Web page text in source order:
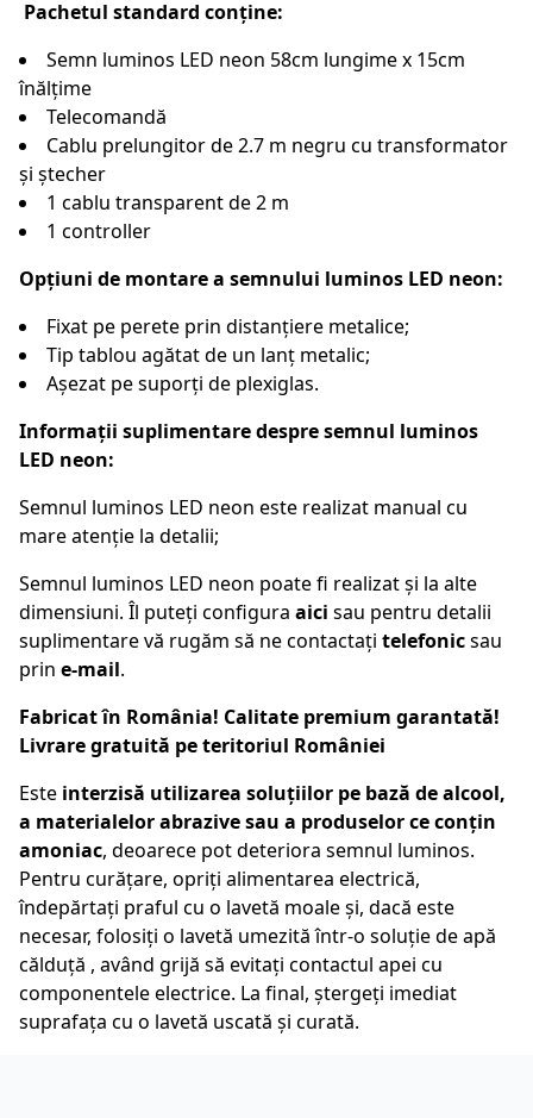
Pachetul standard conține:
Semn luminos LED neon 58cm lungime x 15cm
înălțime
Telecomandă
Cablu prelungitor de 2.7 m negru cu transformator
și ștecher
1 cablu transparent de 2 m
1 controller
Opțiuni de montare a semnului luminos LED neon:
Fixat pe perete prin distanțiere metalice;
Tip tablou agătat de un lanț metalic;
Așezat pe suporți de plexiglas.
Informații suplimentare despre semnul luminos
LED neon:
Semnul luminos LED neon este realizat manual cu
mare atenție la detalii;
Semnul luminos LED neon poate fi realizat și la alte
dimensiuni. Îl puteți configura aici sau pentru detalii
suplimentare vă rugăm să ne contactați telefonicsau
prin e-mail.
Fabricat în România! Calitate premium garantată!
Livrare gratuită pe teritoriul României
Este interzisă utilizarea soluțiilor pe bază de alcool,
a materialelor abrazive sau a produselor ce conțin
amoniac, deoarece pot deteriora semnul luminos.
Pentru curățare, opriți alimentarea electrică,
îndepărtați praful cu o lavetă moale și, dacă este
necesar, folosiți o lavetă umezită într-o soluție de apă
călduță , având grijă să evitați contactul apei cu
componentele electrice. La final, ștergeți imediat
suprafața cu o lavetă uscată și curată.